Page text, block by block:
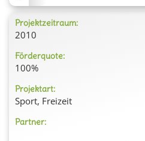
Projektzeitraum:
2010
Förderquote:
100%
Projektart:
Sport, Freizeit
Partner: